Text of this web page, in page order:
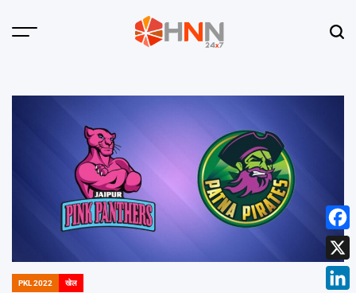
Menu
POSTED
PKL 2022 खेल
X